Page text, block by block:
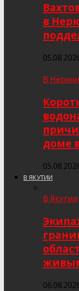
в
В
доме
В ЯКУТИИ
В Якутии